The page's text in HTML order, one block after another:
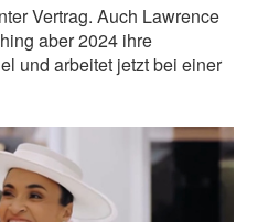
Vertrag. Auch Lawrence
aber 2024 ihre
und arbeitet jetzt bei einer